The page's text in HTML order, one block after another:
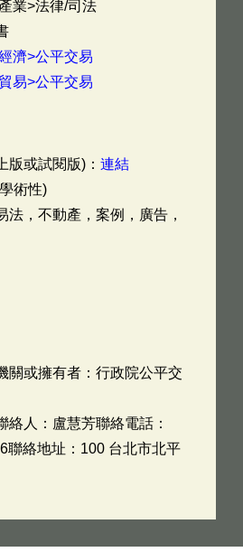
業>法律/司法
濟>公平交易
易>公平交易
版或試閱版)： 連結
術性)
法，不動產，案例，廣告，
關或擁有者：行政院公平交
絡人：盧慧芳聯絡電話：
聯絡地址：100 台北市北平